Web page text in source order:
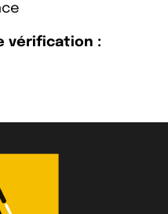
vérification :